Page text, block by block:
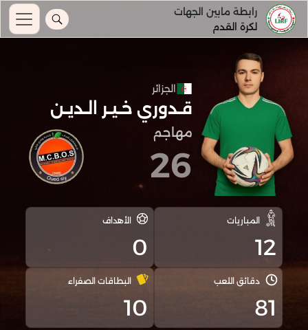
رابطة مابين الجهات
لكرة القدم
الجزائر
قـدوري خـيـر الـديـن
مهاجم
26
المباريات
12
الأهداف
0
دقائق اللعب
81
البطاقات الصفراء
10